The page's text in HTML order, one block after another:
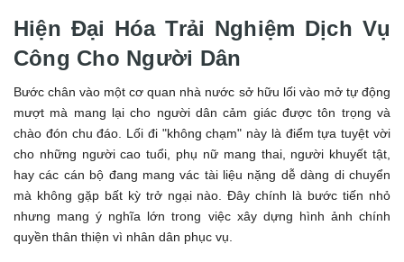
Hiện Đại Hóa Trải Nghiệm Dịch Vụ
Công Cho Người Dân
Bước chân vào một cơ quan nhà nước sở hữu lối vào mở tự động
mượt mà mang lại cho người dân cảm giác được tôn trọng và
chào đón chu đáo. Lối đi "không chạm" này là điểm tựa tuyệt vời
cho những người cao tuổi, phụ nữ mang thai, người khuyết tật,
hay các cán bộ đang mang vác tài liệu nặng dễ dàng di chuyển
mà không gặp bất kỳ trở ngại nào. Đây chính là bước tiến nhỏ
nhưng mang ý nghĩa lớn trong việc xây dựng hình ảnh chính
quyền thân thiện vì nhân dân phục vụ.